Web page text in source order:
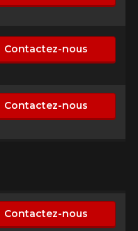
Contactez-nous
Contactez-nous
Contactez-nous